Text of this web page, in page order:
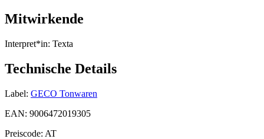
Mitwirkende
Interpret*in: Texta
Technische Details
Label: GECO Tonwaren
EAN: 9006472019305
Preiscode: AT